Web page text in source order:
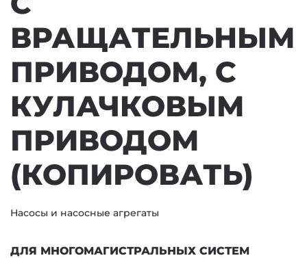
ВРАЩАТЕЛЬНЫМ
ПРИВОДОМ, С
КУЛАЧКОВЫМ
ПРИВОДОМ
(КОПИРОВАТЬ)
Насосы и насосные агрегаты
ДЛЯ МНОГОМАГИСТРАЛЬНЫХ СИСТЕМ